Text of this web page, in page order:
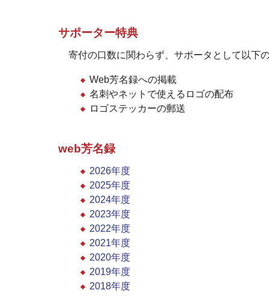
サポーター特典
寄付の口数に関わらず、サポータとして以下
Web芳名録への掲載
名刺やネットで使えるロゴの配布
ロゴステッカーの郵送
web芳名録
2026年度
2025年度
2024年度
2023年度
2022年度
2021年度
2020年度
2019年度
2018年度